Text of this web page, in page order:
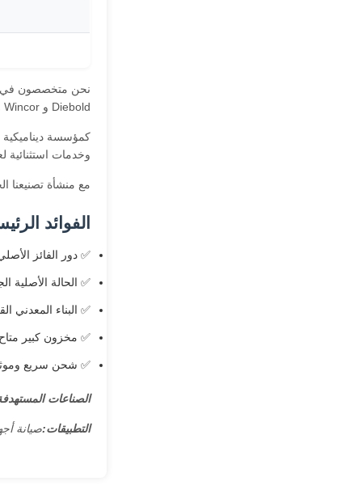
Diebold و Wincor و Hitachi و Fujitsu.
كمؤسسة ديناميكية
وخدمات استثنائية
مع منشأة تصنيعنا
الفوائد
✅ دور الفائز
✅ الحالة الأصلية
✅ البناء المعدني
✅ مخزون كبير متاح
✅ شحن سريع
الصناعات
التطبيقات:صيانة